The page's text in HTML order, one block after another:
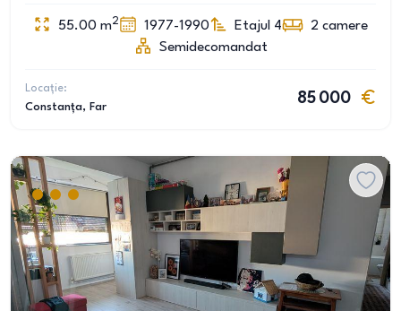
55.00 m2 1977-1990 Etajul 4 2 camere
Semidecomandat
Locație:
Constanța, Far
85 000